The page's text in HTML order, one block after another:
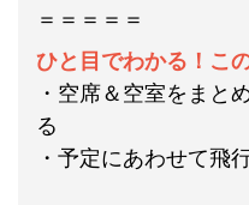
＝＝＝＝＝
ひと目でわかる！こ
・空席＆空室をまと
る
・予定にあわせて飛